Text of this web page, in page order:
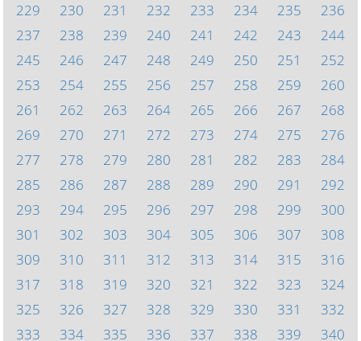
229
230 231 232 233 234 235
236
237
238 239 240 241 242 243
244
245
246 247 248 249 250 251
252
253
254 255 256 257 258 259
260
261
262 263 264 265 266 267
268
269
270 271 272 273 274 275
276
277
278 279 280 281 282 283
284
285
286 287 288 289 290 291
292
293
294 295 296 297 298 299
300
301
302 303 304 305 306 307
308
309
310 311 312 313 314 315
316
317
318 319 320 321 322 323
324
325
326 327 328 329 330 331
332
333
334 335 336 337 338 339 340